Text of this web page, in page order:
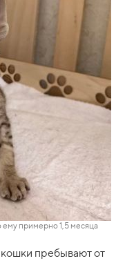
примерно 1,5 месяца
кошки пребывают от